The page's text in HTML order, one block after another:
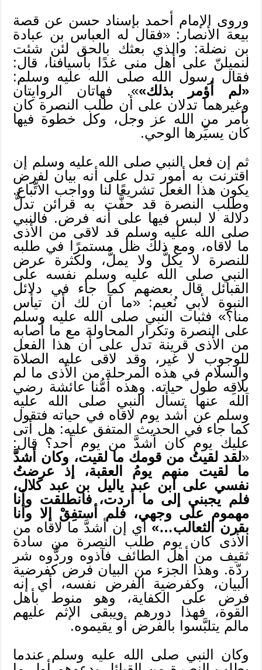
وروى الإمام أحمد بإسناد حسن عن قصة
بيعة الأنصار: «فقال له العباس بن عبادة
بن نضلة: والذي بعثك بالحق لئن شئت
لنميلنّ على أهل منى غدًا بأسيافنا، قال:
فقال رسول الله صلى الله عليه وسلم:
«لم أؤمر بذلك»». فهاتان الروايتان
وغيرهما تدلان على أن طلب النصرة كان
بأمر من الله عز وجل، وكل خطوة فيها
كان يسيِّرها الوحي.
ثم إن فعل النبي صلى الله عليه وسلم إن
اقترنت به أمور تدل على أنه بيان لفرض
يكون هذا الغعل تشريعًا لنا وواجب الاتِّباع.
وطلب النصرة قد حفَّت به قرائن تدلُّ
دلالة لا لبس فيها على أنه فرض. فالنبي
صلى الله عليه وسلم قد لاقى من الأذى
ما لاقاه، ومع ذلك ظل مستمرًا في طلبه
للنصرة لا يكلُّ ولا يملُّ، ولكثرة عرض
النبي صلى الله عليه وسلم نفسه على
القبائل قال بعضهم كما جاء في دلائل
النبوة لأبي نُعيم: «ما آن لك أن تيأس
منا؟» فثبات النبي صلى الله عليه وسلم
على النصرة وتكرار المحاولة مع ما أصابه
من الأذى قرينة تدل على أن هذا الفعل
للوجوب لا غير، وقد لاقى عليه الصلاة
والسلام في هذه المرحلة من الأذى ما لم
يلاقِه طول حياته. وهذه أمُّنا عائشة رضي
الله عنها تسأل النبي صلى الله عليه
وسلم عن أشد يوم لاقاه في حياته فتقول
كما جاء في الحديث المتفق عليه: هل أتى
عليك يوم كان أشدَّ من يوم أحد؟ قال:
«لقد لقيتُ من قومك ما لقيت، وكان أشدَّ
ما لقيت منهم يومُ العقبة، إذ عرضتُ
نفسي على ابن عبد ياليل بن عبد كلال،
فلم يجبني إلى ما أردت، فانطلقت وأنا
مهموم على وجهي، فلم أستفِقْ إلا وأنا
بقرن الثعالب…» أي إن أشدَّ ما لاقاه من
الأذى كان يوم طلب النصرة من سادة
ثقيف من أهل الطائف فآذوه وردُّوه شر
ردّة. وهذا الجزء من البيان فرض كفرضية
البيان، وكفرضية الفرض نفسه، أي إنه
فرض على الكفاية، وهو منوط بأهل
القوة، فهذا دورهم ويبقى الإثم عليهم
مالم يتلبَّسوا بالفرض أو يقيموه.
وكان النبي صلى الله عليه وسلم عندما